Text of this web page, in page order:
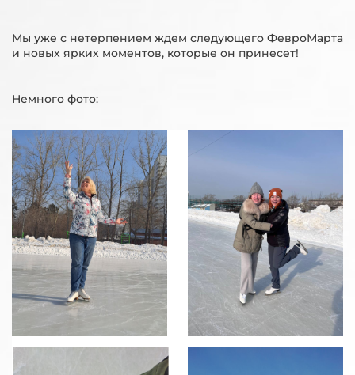
Мы уже с нетерпением ждем следующего ФевроМарта
и новых ярких моментов, которые он принесет!
Немного фото: